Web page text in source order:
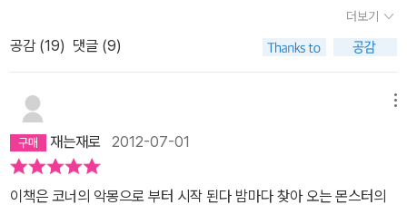
떠올리고 싶지 않은 오랜 기억들이 생각나 가슴이 한동안 먹먹해졌
다. 지금에 와서 웃어넘길 수 있는 가벼운 이야기부터 지금까지도 나
어갔다.‘이야기가 작가에게서 끝날 수는 없다.(p6)’며 몬스터가 세 편
의 이야기와 주인공 코너의 네 번째 이야기를 넘어 다섯 번째 이야기
를 자꾸 요구하는 것만 같았다.
정이 기억나는 게 아니라 특히 인상 깊었던 몇몇 장면들이 한 장 한 장
먹고 빨래를 돌린다. 조리대를 치우고 일상에서 오는 분노를 참는다.
학교에가면 아이들로부터 따돌림을 당하지만 선생님한테 고자질하지
도 않는다. 스스로 행동하고 스스로 마음을 다스리는 '아이'라니! 그런
코너에게 몬스터가 찾아온다. 몬스터는 결국은 코너의 이야기를 듣기
위해 코너에게 자신의 이야기를 해준다. 마음이란것이 얼마나 불완전
한 것인지, 우리는 얼마나 많은 모순된 생각을 가지고 살고 있는지, 코
너는 몬스터로부터 이야기를 듣고 또한 자신의 이야기를 하면서 서서
더보기
공감 (19) 댓글 (9)
재는재로 2012-07-01
이책은 코너의 악몽으로 부터 시작 된다 밤마다 찾아 오는 몬스터의